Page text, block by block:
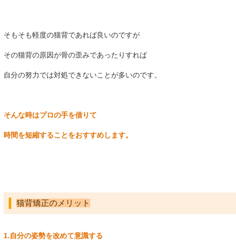
そもそも軽度の猫背であれば良いのですが
その猫背の原因が骨の歪みであったりすれば
自分の努力では対処できないことが多いのです。
そんな時はプロの手を借りて
時間を短縮することをおすすめします。
猫背矯正のメリット
1.自分の姿勢を改めて意識する